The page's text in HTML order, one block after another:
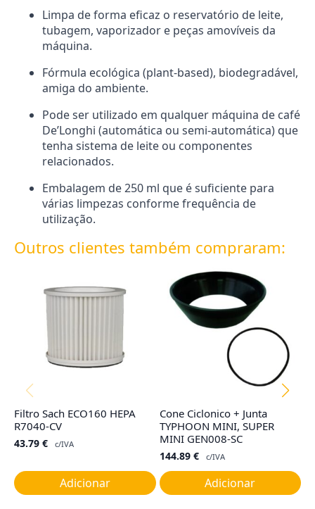
Limpa de forma eficaz o reservatório de leite,
tubagem, vaporizador e peças amovíveis da
máquina.
Fórmula ecológica (plant-based), biodegradável,
amiga do ambiente.
Pode ser utilizado em qualquer máquina de café
De’Longhi (automática ou semi-automática) que
tenha sistema de leite ou componentes
relacionados.
Embalagem de 250 ml que é suficiente para
várias limpezas conforme frequência de
utilização.
Outros clientes também compraram:
Filtro Sach ECO160 HEPA
R7040-CV
43.79 € c/IVA
Adicionar
Cone Ciclonico + Junta
TYPHOON MINI, SUPER
MINI GEN008-SC
144.89 € c/IVA
Adicionar